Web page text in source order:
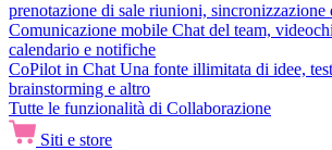
prenotazione di sale riunioni, sincronizzazione
Comunicazione mobile Chat del team,
calendario e notifiche
CoPilot in Chat Una fonte illimitata di idee,
brainstorming e altro
Tutte le funzionalità di Collaborazione
Siti e store